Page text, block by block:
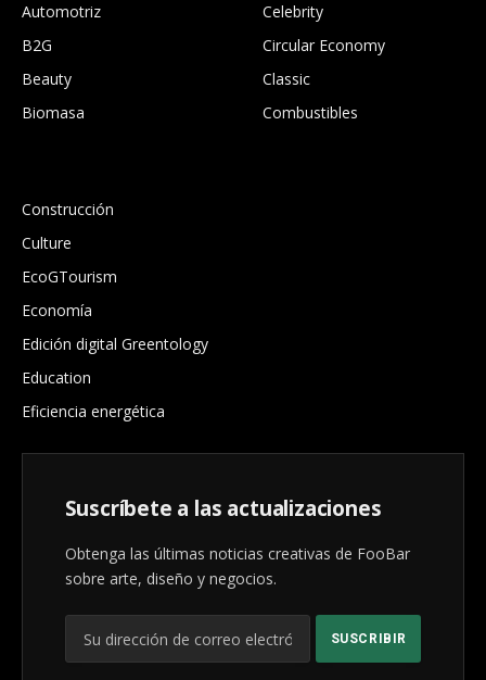
Automotriz
B2G
Beauty
Biomasa
Celebrity
Circular Economy
Classic
Combustibles
Construcción
Culture
EcoGTourism
Economía
Edición digital Greentology
Education
Eficiencia energética
Suscríbete a las actualizaciones
Obtenga las últimas noticias creativas de FooBar
sobre arte, diseño y negocios.